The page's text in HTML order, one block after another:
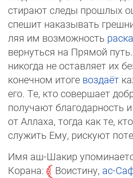
стирают следы прошлых
спешит наказывать
ляя им воз­можность
вернуться на Прямой
никогда не оставляет их
конечном ито­ге во­зда­ёт
его. Те, кто совершает
получают благодарность
от Алла­ха, тог­да как те,
служить Ему, рискуют
Имя аш-Шакир
Корана:
Воистину, ас-